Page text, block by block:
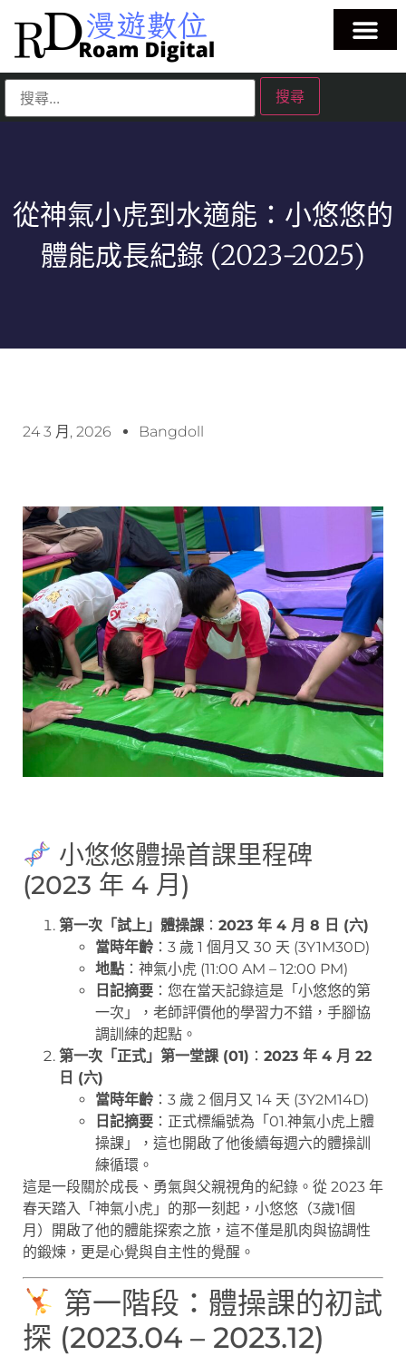
從神氣小虎到水適能：小悠悠的
體能成長紀錄 (2023-2025)
24 3 月, 2026 Bangdoll
小悠悠體操首課里程碑
(2023 年 4 月)
第一次「試上」體操課 ： 2023 年 4 月 8 日 (六)
當時年齡 ：3 歲 1 個月又 30 天 (3Y1M30D)
地點 ：神氣小虎 (11:00 AM – 12:00 PM)
日記摘要 ：您在當天記錄這是「小悠悠的第
一次」，老師評價他的學習力不錯，手腳協
調訓練的起點。
第一次「正式」第一堂課 (01) ： 2023 年 4 月 22
日 (六)
當時年齡 ：3 歲 2 個月又 14 天 (3Y2M14D)
日記摘要 ：正式標編號為「01.神氣小虎上體
操課」，這也開啟了他後續每週六的體操訓
練循環。
這是一段關於成長、勇氣與父親視角的紀錄。從 2023 年
春天踏入「神氣小虎」的那一刻起，小悠悠（3歲1個
月）開啟了他的體能探索之旅，這不僅是肌肉與協調性
的鍛煉，更是心覺與自主性的覺醒。
第一階段：體操課的初試
探 (2023.04 – 2023.12)